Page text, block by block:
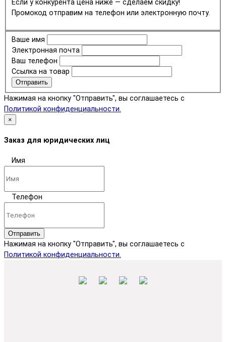
Если у конкурента цена ниже — сделаем скидку!
Промокод отправим на телефон или электронную почту.
Ваше имя
Электронная почта
Ваш телефон
Ссылка на товар
Отправить
Нажимая на кнопку "Отправить", вы соглашаетесь с
Политикой конфиденциальности.
×
Заказ для юридических лиц
Имя
Телефон
Отправить
Нажимая на кнопку "Отправить", вы соглашаетесь с
Политикой конфиденциальности.